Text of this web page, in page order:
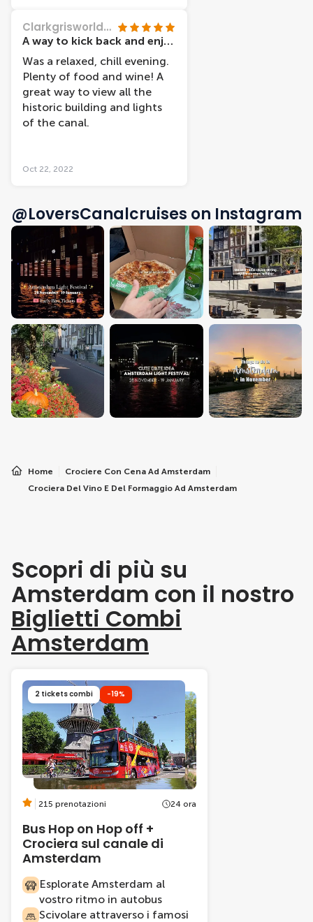
Clarkgrisworld099
A way to kick back and enjoy just relaxing
Was a relaxed, chill evening.
Plenty of food and wine! A
great way to view all the
historic building and lights
of the canal.
Oct 22, 2022
@LoversCanalcruises on Instagram
Home
Crociere Con Cena Ad Amsterdam
Crociera Del Vino E Del Formaggio Ad Amsterdam
Scopri di più su
Amsterdam con il nostro
Biglietti Combi
Amsterdam
2 tickets combi -19%
215 prenotazioni 24 ora
Bus Hop on Hop off +
Crociera sul canale di
Amsterdam
Esplorate Amsterdam al
vostro ritmo in autobus
Scivolare attraverso i famosi